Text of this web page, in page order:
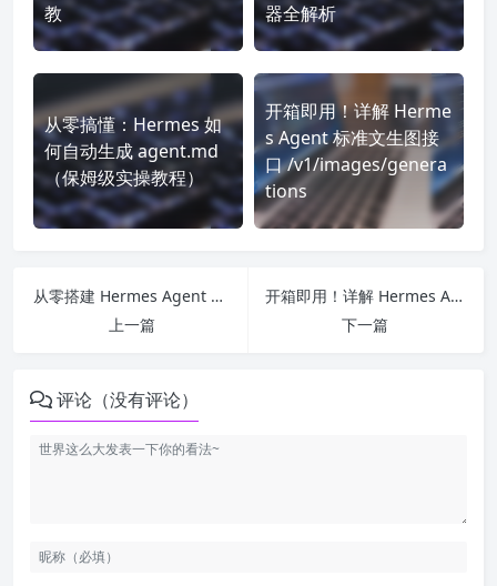
教
器全解析
从零搞懂：Hermes 如
何自动生成 agent.md
（保姆级实操教程）
开箱即用！详解 Herme
s Agent 标准文生图接
口 /v1/images/genera
tions
从零搭建 Hermes Agent + Web聊天系统！私有化AI智能体部署全教程
上一篇
开箱即用！详解 Hermes Agent 标准文生图接口 /v1/images/generations
下一篇
评论（没有评论）